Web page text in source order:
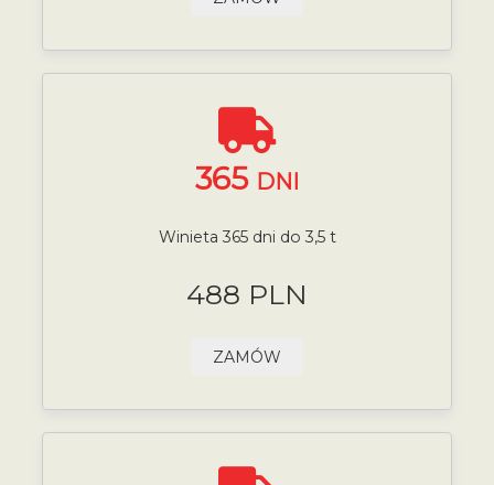
365 DNI
Winieta 365 dni do 3,5 t
488 PLN
ZAMÓW